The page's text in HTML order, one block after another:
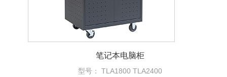
笔记本电脑柜
型号： TLA1800 TLA2400